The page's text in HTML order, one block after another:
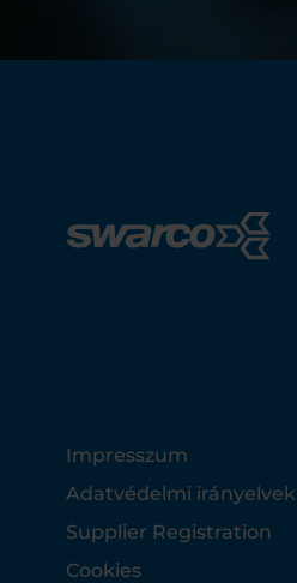
Footer
Impresszum
Adatvédelmi irányelvek
Supplier Registration
Cookies